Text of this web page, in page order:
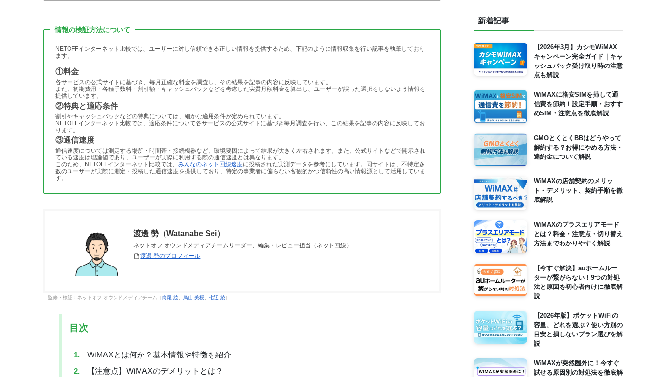
情報の検証方法について
NETOFFインターネット比較では、ユーザーに対し信頼できる正しい情報を提供するため、下記のように情報収集を行い記事を執筆しており
ます。
①料金
各サービスの公式サイトに基づき、毎月正確な料金を調査し、その結果を記事の内容に反映しています。
また、初期費用・各種手数料・割引額・キャッシュバックなどを考慮した実質月額料金を算出し、ユーザーが誤った選択をしないよう情報を
提供しています。
②特典と適応条件
割引やキャッシュバックなどの特典については、細かな適用条件が定められています。
NETOFFインターネット比較では、適応条件について各サービスの公式サイトに基づき毎月調査を行い、この結果を記事の内容に反映してお
ります。
③通信速度
通信速度については測定する場所・時間帯・接続機器など、環境要因によって結果が大きく左右されます。また、公式サイトなどで開示され
ている速度は理論値であり、ユーザーが実際に利用する際の通信速度とは異なります。
このため、NETOFFインターネット比較では、 みんなのネット回線速度に投稿された実測データを参考にしています。同サイトは、不特定多
数のユーザーが実際に測定・投稿した通信速度を提供しており、特定の事業者に偏らない客観的かつ信頼性の高い情報源として活用していま
す。
渡邊 勢（Watanabe Sei）
ネットオフ オウンドメディアチームリーダー、編集・レビュー担当（ネット回線）
渡邊 勢のプロフィール
監修・検証：ネットオフ オウンドメディアチーム［向尾 絃 鳥山 美桜 七辺 綾］
目次
WiMAXとは何か？基本情報や特徴を紹介
【注意点】WiMAXのデメリットとは？
新着記事
【2026年3月】カシモWiMAX
キャンペーン完全ガイド｜キャ
ッシュバック受け取り時の注意
点も解説
WiMAXに格安SIMを挿して通
信費を節約！設定手順・おすす
めSIM・注意点を徹底解説
GMOとくとくBBはどうやって
解約する？お得にやめる方法・
違約金について解説
WiMAXの店舗契約のメリッ
ト・デメリット、契約手順を徹
底解説
WiMAXのプラスエリアモード
とは？料金・注意点・切り替え
方法までわかりやすく解説
【今すぐ解決】auホームルー
ターが繋がらない！9つの対処
法と原因を初心者向けに徹底解
説
【2026年版】ポケットWiFiの
容量、どれを選ぶ？使い方別の
目安と損しないプラン選びを解
説
WiMAXが突然圏外に！今すぐ
試せる原因別の対処法を徹底解